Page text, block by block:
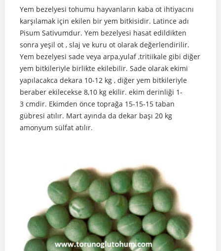
Yem bezelyesi tohumu hayvanların kaba ot ihtiyacını
karşılamak için ekilen bir yem bitkisidir. Latince adı
Pisum Sativumdur. Yem bezelyesi hasat edildikten
sonra yeşil ot , slaj ve kuru ot olarak değerlendirilir.
Yem bezelyesi sade veya arpa,yulaf ,tritiikale gibi diğer
yem bitkileriyle birlikte ekilebilir. Sade olarak ekimi
yapılacakca dekara 10-12 kg , diğer yem bitkileriyle
beraber ekilecekse 8,10 kg ekilir. ekim derinliği 1-
3 cmdir. Ekimden önce toprağa 15-15-15 taban
gübresi atılır. Mart ayında da dekar başı 20 kg
amonyum sülfat atılır.